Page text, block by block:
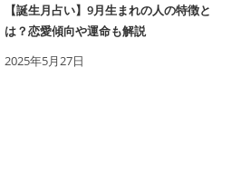
【誕生月占い】9月生まれの人の特徴と
は？恋愛傾向や運命も解説
2025年5月27日